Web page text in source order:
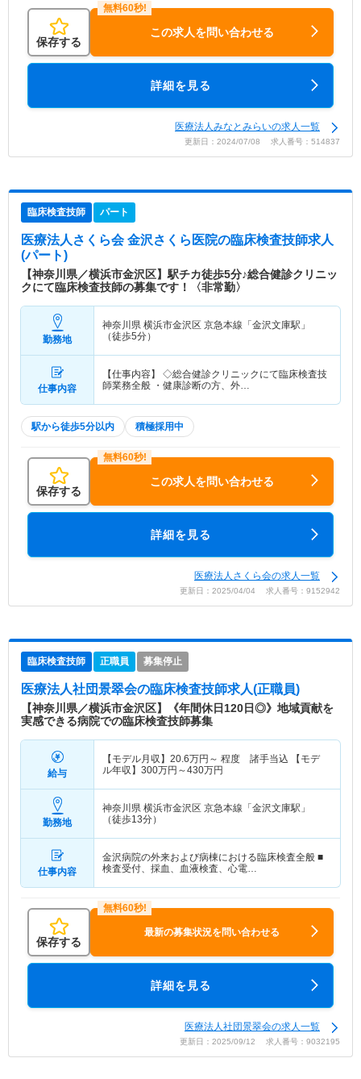
保存する
この求人を問い合わせる
詳細を見る
医療法人みなとみらいの求人一覧
更新日：2024/07/08 求人番号：514837
臨床検査技師 パート
医療法人さくら会 金沢さくら医院の臨床検査技師求人
(パート)
【神奈川県／横浜市金沢区】駅チカ徒歩5分♪総合健診クリニッ
クにて臨床検査技師の募集です！〈非常勤〉
勤務地
神奈川県 横浜市金沢区 京急本線「金沢文庫駅」
（徒歩5分）
仕事内容
【仕事内容】 ◇総合健診クリニックにて臨床検査技
師業務全般 ・健康診断の方、外…
駅から徒歩5分以内 積極採用中
保存する
この求人を問い合わせる
詳細を見る
医療法人さくら会の求人一覧
更新日：2025/04/04 求人番号：9152942
臨床検査技師 正職員 募集停止
医療法人社団景翠会の臨床検査技師求人(正職員)
【神奈川県／横浜市金沢区】《年間休日120日◎》地域貢献を
実感できる病院での臨床検査技師募集
給与
【モデル月収】 20.6万円～ 程度 諸手当込 【モデ
ル年収】 300万円～430万円
勤務地
神奈川県 横浜市金沢区 京急本線「金沢文庫駅」
（徒歩13分）
仕事内容
金沢病院の外来および病棟における臨床検査全般 ■
検査受付、採血、血液検査、心電…
保存する
最新の募集状況を問い合わせる
詳細を見る
医療法人社団景翠会の求人一覧
更新日：2025/09/12 求人番号：9032195